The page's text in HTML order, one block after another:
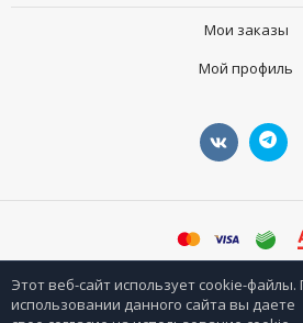
Мои заказы
Мой профиль
©sharpeyshop.ru
Этот веб-сайт использует cookie-файлы.
использовании данного сайта вы даете